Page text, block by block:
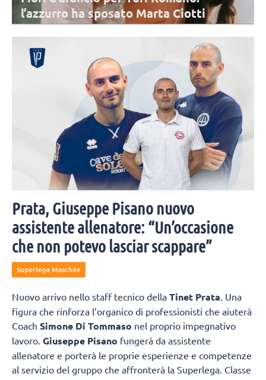
l’azzurro ha sposato Marta Ciotti
volta con Marta Ciotti. Moltissimi i colleghi e amici invitati alla
cerimonia.
Prata, Giuseppe Pisano nuovo
assistente allenatore: “Un’occasione
che non potevo lasciar scappare”
Superlega Maschile
Nuovo arrivo nello staff tecnico della Tinet Prata . Una
figura che rinforza l’organico di professionisti che aiuterà
Coach Simone Di Tommaso nel proprio impegnativo
lavoro. Giuseppe Pisano fungerà da assistente
allenatore e porterà le proprie esperienze e competenze
al servizio del gruppo che affronterà la Superlega. Classe